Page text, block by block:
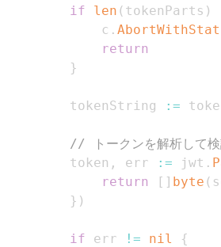
if
len ( tokenParts )
            c
.
return
}
        tokenString
:=
// トークンを解析して
        token
, err := jwt .
return
[ ] byte (
} )
if err != nil
{